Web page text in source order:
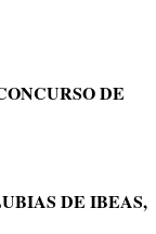
DE
DE IBEAS,